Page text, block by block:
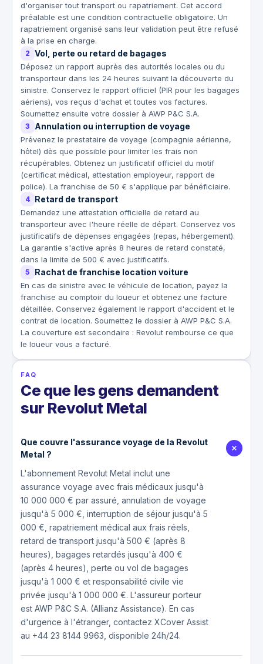
d'organiser tout transport ou rapatriement. Cet accord
préalable est une condition contractuelle obligatoire. Un
rapatriement organisé sans leur validation peut être refusé
à la prise en charge.
2 Vol, perte ou retard de bagages
Déposez un rapport auprès des autorités locales ou du
transporteur dans les 24 heures suivant la découverte du
sinistre. Conservez le rapport officiel (PIR pour les bagages
aériens), vos reçus d'achat et toutes vos factures.
Soumettez ensuite votre dossier à AWP P&C S.A.
3 Annulation ou interruption de voyage
Prévenez le prestataire de voyage (compagnie aérienne,
hôtel) dès que possible pour limiter les frais non
récupérables. Obtenez un justificatif officiel du motif
(certificat médical, attestation employeur, rapport de
police). La franchise de 50 € s'applique par bénéficiaire.
4 Retard de transport
Demandez une attestation officielle de retard au
transporteur avec l'heure réelle de départ. Conservez vos
justificatifs de dépenses engagées (repas, hébergement).
La garantie s'active après 8 heures de retard constaté,
dans la limite de 500 € avec justificatifs.
5 Rachat de franchise location voiture
En cas de sinistre avec le véhicule de location, payez la
franchise au comptoir du loueur et obtenez une facture
détaillée. Conservez également le rapport d'accident et le
contrat de location. Soumettez le dossier à AWP P&C S.A.
La couverture est secondaire : Revolut rembourse ce que
le loueur vous a facturé.
FAQ
Ce que les gens demandent
sur Revolut Metal
Que couvre l'assurance voyage de la Revolut
Metal ?
L'abonnement Revolut Metal inclut une
assurance voyage avec frais médicaux jusqu'à
10 000 000 € par assuré, annulation de voyage
jusqu'à 5 000 €, interruption de séjour jusqu'à 5
000 €, rapatriement médical aux frais réels,
retard de transport jusqu'à 500 € (après 8
heures), bagages retardés jusqu'à 400 €
(après 4 heures), perte ou vol de bagages
jusqu'à 1 000 € et responsabilité civile vie
privée jusqu'à 1 000 000 €. L'assureur porteur
est AWP P&C S.A. (Allianz Assistance). En cas
d'urgence à l'étranger, contactez XCover Assist
au +44 23 8144 9963, disponible 24h/24.